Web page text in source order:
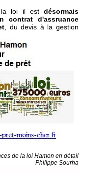
la loi il est désormais
contrat d'assruance
, du devis à la gestion
de la loi Hamon en détail
Philippe Sourha